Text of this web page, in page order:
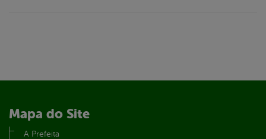
Mapa do Site
A Prefeita